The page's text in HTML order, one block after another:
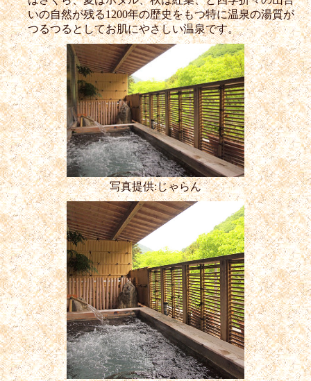
いの自然が残る1200年の歴史をもつ特に温泉の湯質が
つるつるとしてお肌にやさしい温泉です。
写真提供:じゃらん